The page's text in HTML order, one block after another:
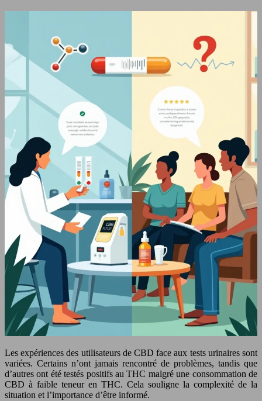
Les expériences des utilisateurs de CBD face aux tests urinaires sont
variées. Certains n’ont jamais rencontré de problèmes, tandis que
d’autres ont été testés positifs au THC malgré une consommation de
CBD à faible teneur en THC. Cela souligne la complexité de la
situation et l’importance d’être informé.